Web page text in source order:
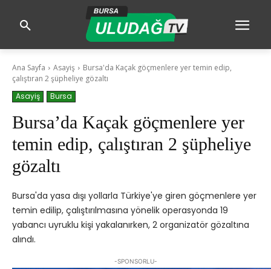
Ana Sayfa Asayiş
Bursa'da Kaçak göçmenlere yer temin edip,
çalıştıran 2 şüpheliye gözaltı
Asayiş
Bursa
Bursa’da Kaçak göçmenlere yer
temin edip, çalıştıran 2 şüpheliye
gözaltı
Bursa'da yasa dışı yollarla Türkiye'ye giren göçmenlere yer
temin edilip, çalıştırılmasına yönelik operasyonda 19
yabancı uyruklu kişi yakalanırken, 2 organizatör gözaltına
alındı.
-SPONSORLU-